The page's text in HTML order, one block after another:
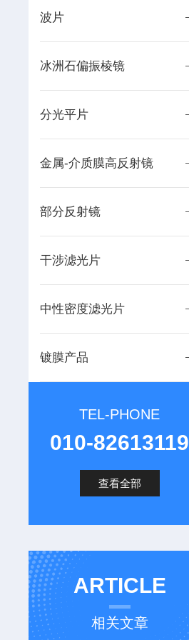
波片
冰洲石偏振棱镜
分光平片
金属-介质膜高反射镜
部分反射镜
干涉滤光片
中性密度滤光片
镀膜产品
TEL-PHONE
010-82613119
查看全部
ARTICLE
相关文章